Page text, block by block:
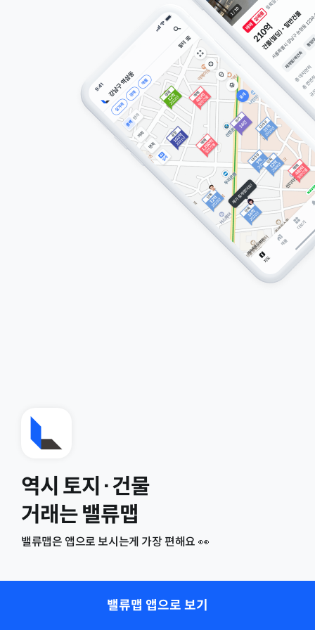
역시 토지·건물
거래는 밸류맵
밸류맵은 앱으로 보시는게 가장 편해요 👀
밸류맵 앱으로 보기